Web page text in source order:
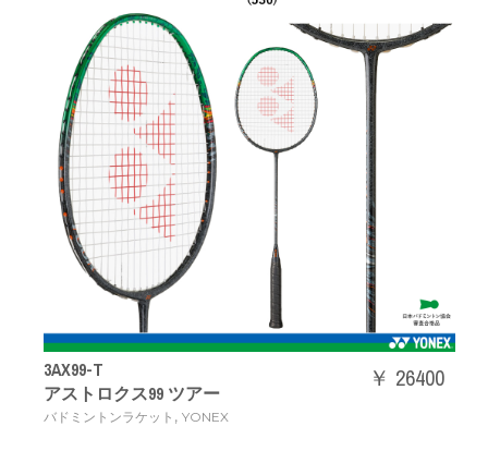
3AX99-T
アストロクス99 ツアー
バドミントンラケット , YONEX
￥ 26400